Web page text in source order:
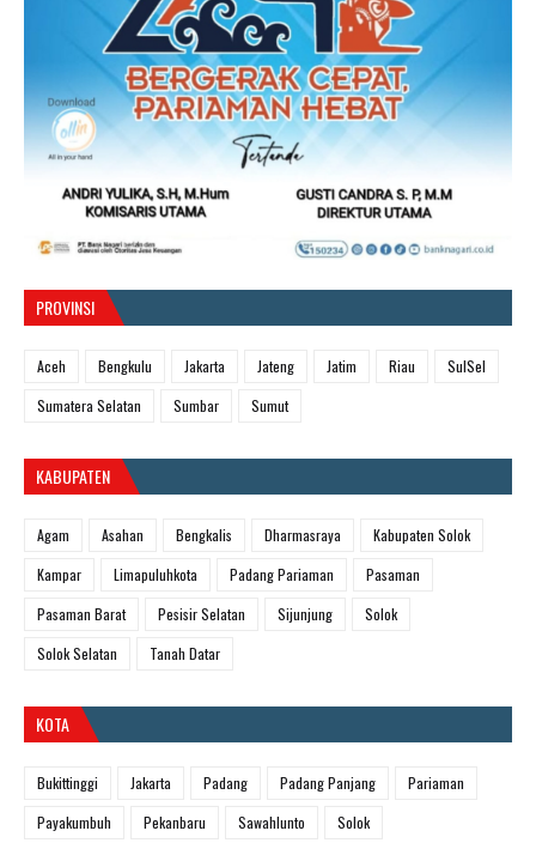
PROVINSI
Aceh Bengkulu Jakarta Jateng Jatim Riau
SulSel
Sumatera Selatan
Sumbar Sumut
KABUPATEN
Agam Asahan Bengkalis Dharmasraya
Kabupaten Solok
Kampar
Limapuluhkota Padang Pariaman
Pasaman
Pasaman Barat
Pesisir Selatan Sijunjung
Solok
Solok Selatan
Tanah Datar
KOTA
Bukittinggi Jakarta Padang Padang Panjang
Pariaman
Payakumbuh
Pekanbaru Sawahlunto Solok